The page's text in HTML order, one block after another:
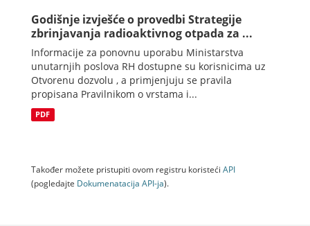
Godišnje izvješće o provedbi Strategije
zbrinjavanja radioaktivnog otpada za ...
Informacije za ponovnu uporabu Ministarstva
unutarnjih poslova RH dostupne su korisnicima uz
Otvorenu dozvolu , a primjenjuju se pravila
propisana Pravilnikom o vrstama i...
PDF
Također možete pristupiti ovom registru koristeći API
(pogledajte Dokumenаtаcijа API-jа).